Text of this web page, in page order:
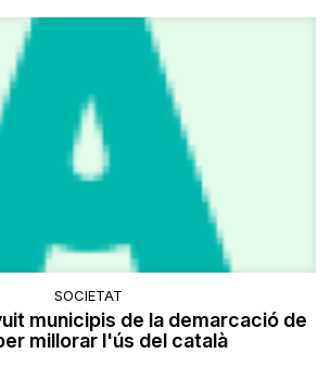
SOCIETAT
municipis de la demarcació de
millorar l'ús del català